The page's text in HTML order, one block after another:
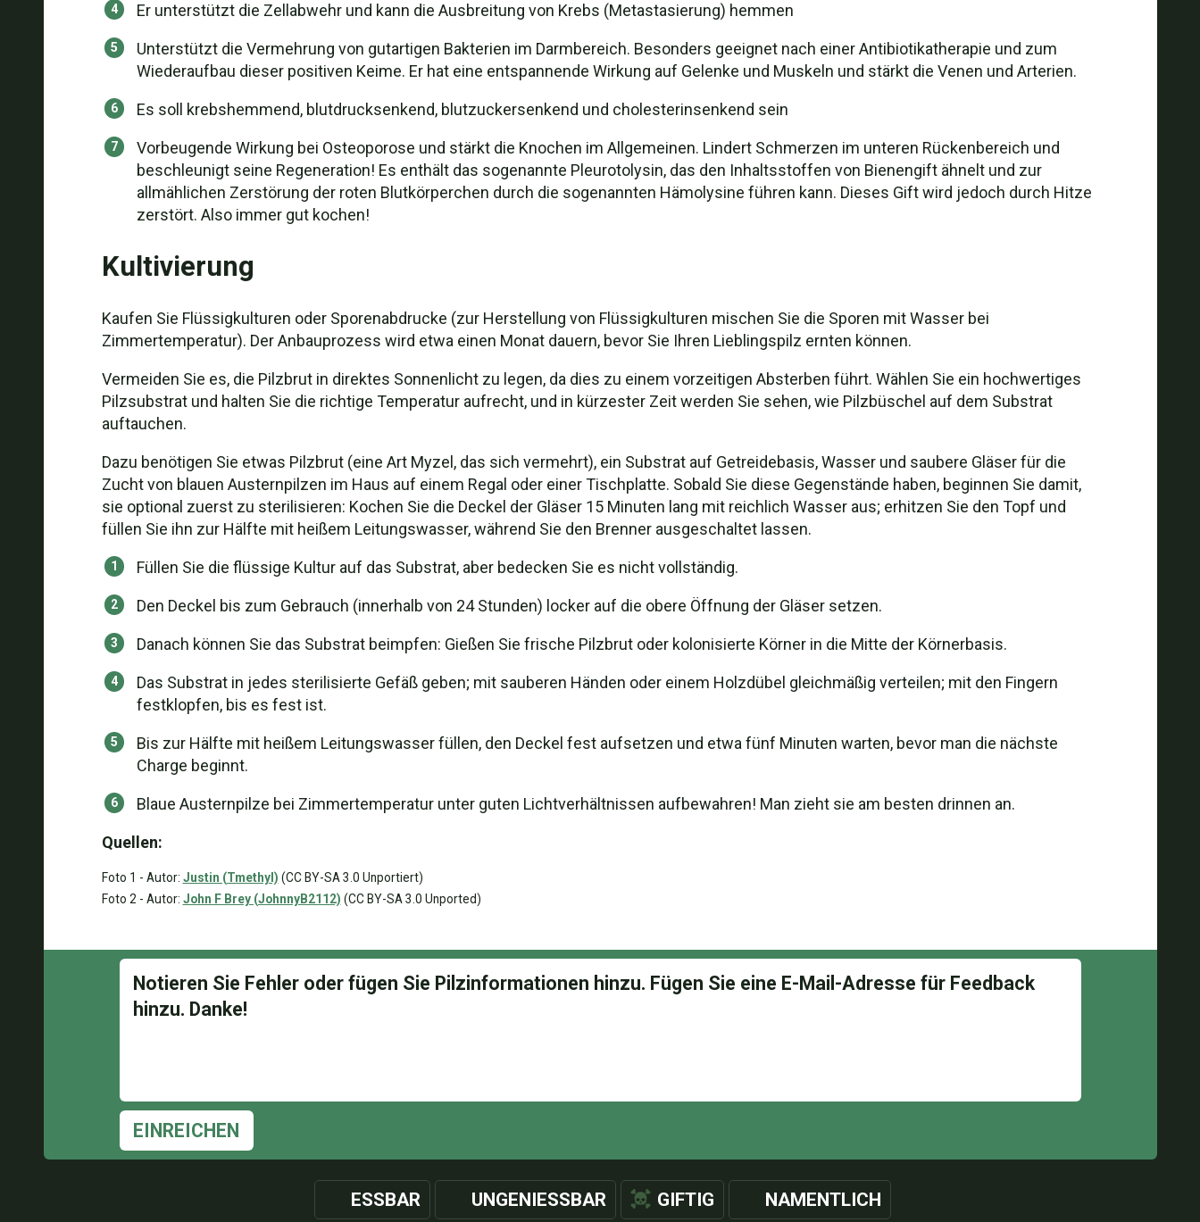
Er unterstützt die Zellabwehr und kann die Ausbreitung von Krebs (Metastasierung) hemmen
Unterstützt die Vermehrung von gutartigen Bakterien im Darmbereich. Besonders geeignet nach einer Antibiotikatherapie und zum
Wiederaufbau dieser positiven Keime. Er hat eine entspannende Wirkung auf Gelenke und Muskeln und stärkt die Venen und Arterien.
Es soll krebshemmend, blutdrucksenkend, blutzuckersenkend und cholesterinsenkend sein
Vorbeugende Wirkung bei Osteoporose und stärkt die Knochen im Allgemeinen. Lindert Schmerzen im unteren Rückenbereich und
beschleunigt seine Regeneration! Es enthält das sogenannte Pleurotolysin, das den Inhaltsstoffen von Bienengift ähnelt und zur
allmählichen Zerstörung der roten Blutkörperchen durch die sogenannten Hämolysine führen kann. Dieses Gift wird jedoch durch Hitze
zerstört. Also immer gut kochen!
Kultivierung
Kaufen Sie Flüssigkulturen oder Sporenabdrucke (zur Herstellung von Flüssigkulturen mischen Sie die Sporen mit Wasser bei
Zimmertemperatur). Der Anbauprozess wird etwa einen Monat dauern, bevor Sie Ihren Lieblingspilz ernten können.
Vermeiden Sie es, die Pilzbrut in direktes Sonnenlicht zu legen, da dies zu einem vorzeitigen Absterben führt. Wählen Sie ein hochwertiges
Pilzsubstrat und halten Sie die richtige Temperatur aufrecht, und in kürzester Zeit werden Sie sehen, wie Pilzbüschel auf dem Substrat
auftauchen.
Dazu benötigen Sie etwas Pilzbrut (eine Art Myzel, das sich vermehrt), ein Substrat auf Getreidebasis, Wasser und saubere Gläser für die
Zucht von blauen Austernpilzen im Haus auf einem Regal oder einer Tischplatte. Sobald Sie diese Gegenstände haben, beginnen Sie damit,
sie optional zuerst zu sterilisieren: Kochen Sie die Deckel der Gläser 15 Minuten lang mit reichlich Wasser aus; erhitzen Sie den Topf und
füllen Sie ihn zur Hälfte mit heißem Leitungswasser, während Sie den Brenner ausgeschaltet lassen.
Füllen Sie die flüssige Kultur auf das Substrat, aber bedecken Sie es nicht vollständig.
Den Deckel bis zum Gebrauch (innerhalb von 24 Stunden) locker auf die obere Öffnung der Gläser setzen.
Danach können Sie das Substrat beimpfen: Gießen Sie frische Pilzbrut oder kolonisierte Körner in die Mitte der Körnerbasis.
Das Substrat in jedes sterilisierte Gefäß geben; mit sauberen Händen oder einem Holzdübel gleichmäßig verteilen; mit den Fingern
festklopfen, bis es fest ist.
Bis zur Hälfte mit heißem Leitungswasser füllen, den Deckel fest aufsetzen und etwa fünf Minuten warten, bevor man die nächste
Charge beginnt.
Blaue Austernpilze bei Zimmertemperatur unter guten Lichtverhältnissen aufbewahren! Man zieht sie am besten drinnen an.
Quellen:
Foto 1 - Autor: Justin (Tmethyl) (CC BY-SA 3.0 Unportiert)
Foto 2 - Autor: John F Brey (JohnnyB2112) (CC BY-SA 3.0 Unported)
EINREICHEN
ESSBAR UNGENIESSBAR GIFTIG NAMENTLICH